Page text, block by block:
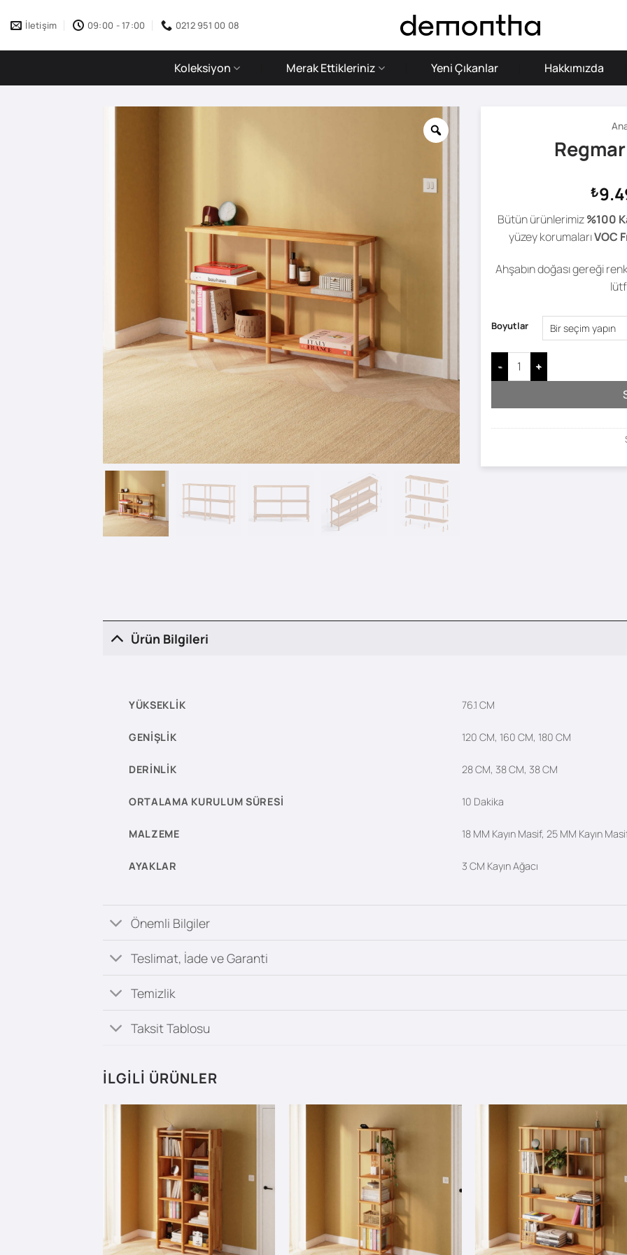
atla
İletişim 09:00 - 17:00 0212 951 00 08
Koleksiyon Merak Ettikleriniz Yeni Çıkanlar Hakkımızda
₺
Bütün ürünlerimiz%100
yüzey korumalarıVOC
Ahşabın doğası gereği
Boyutlar
Regmar 3 Raflı Kitaplık adet
Ürün Bilgileri
YÜKSEKLIK 76.1 CM
GENIŞLIK 120 CM, 160 CM, 180 CM
DERINLIK 28 CM, 38 CM, 38 CM
ORTALAMA KURULUM SÜRESI 10 Dakika
MALZEME 18 MM Kayın Masif, 25 MM Kayın
AYAKLAR 3 CM Kayın Ağacı
Önemli Bilgiler
Teslimat, İade ve Garanti
Temizlik
Taksit Tablosu
İLGILI ÜRÜNLER